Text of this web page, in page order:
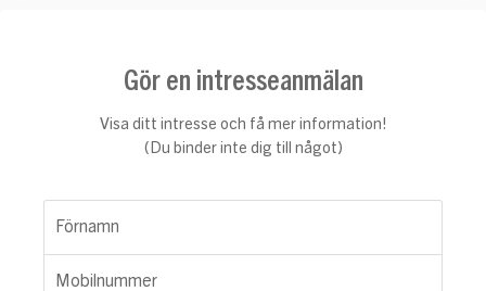
Gör en intresseanmälan
Visa ditt intresse och få mer information!
(Du binder inte dig till något)
Förnamn
Mobilnummer